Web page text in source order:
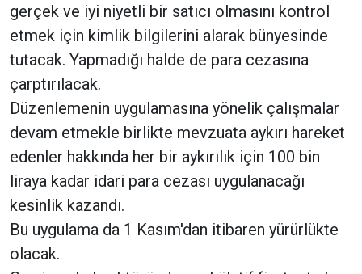
gerçek ve iyi niyetli bir satıcı olmasını kontrol
etmek için kimlik bilgilerini alarak bünyesinde
tutacak. Yapmadığı halde de para cezasına
çarptırılacak.
Düzenlemenin uygulamasına yönelik çalışmalar
devam etmekle birlikte mevzuata aykırı hareket
edenler hakkında her bir aykırılık için 100 bin
liraya kadar idari para cezası uygulanacağı
kesinlik kazandı.
Bu uygulama da 1 Kasım'dan itibaren yürürlükte
olacak.